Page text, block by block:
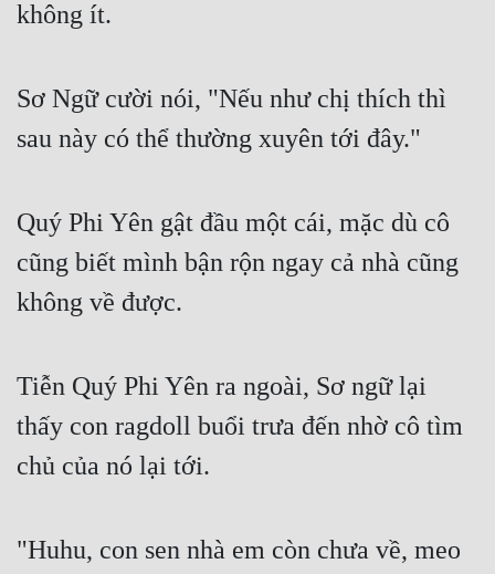
Tu Tiên
Vô Địch
Võ Hiệp
Xuyên Không
Xuyên Nhanh
Điền Văn
Đô Thị
Đông Phương Huyền Huyễn
không ít.
Sơ Ngữ cười nói, "Nếu như chị thích thì
sau này có thể thường xuyên tới đây."
Quý Phi Yên gật đầu một cái, mặc dù cô
cũng biết mình bận rộn ngay cả nhà cũng
không về được.
Tiễn Quý Phi Yên ra ngoài, Sơ ngữ lại
thấy con ragdoll buổi trưa đến nhờ cô tìm
chủ của nó lại tới.
"Huhu, con sen nhà em còn chưa về, meo